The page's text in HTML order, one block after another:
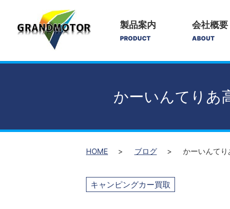
製品案内
PRODUCT
会社概要
ABOUT
かーいんてりあ
HOME ブログ かーいんてり
キャンピングカー買取